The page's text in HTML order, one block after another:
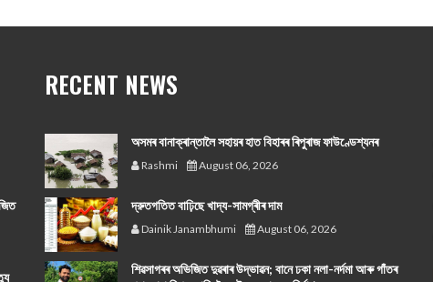
RECENT NEWS
অসমৰ বানাক্ৰান্তালৈ সহায়ৰ হাত বিহাৰৰ ৰিপুৰাজ ফাউণ্ডেশ্যনৰ
Rashmi August 06, 2026
দ্রুতগতিত বাঢ়িছে খাদ্য-সামগ্ৰীৰ দাম
Dainik Janambhumi August 06, 2026
শিৱসাগৰৰ অভিজিত দুৱৰাৰ উদ্ভাৱন; বানে ঢকা নলা-নৰ্দমা আৰু গাঁতৰ